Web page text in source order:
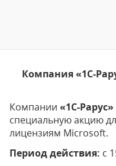
Компания «1С-
Компании «1С-Рарус»
специальную акцию
лицензиям Microsoft.
Период действия: с